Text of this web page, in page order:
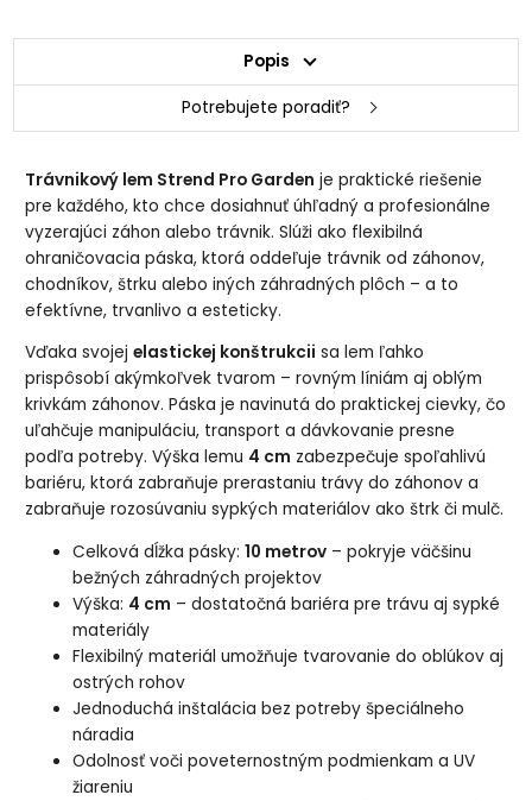
Popis
Potrebujete poradiť?
Trávnikový lem Strend Pro Garden je praktické riešenie
pre každého, kto chce dosiahnuť úhľadný a profesionálne
vyzerajúci záhon alebo trávnik. Slúži ako flexibilná
ohraničovacia páska, ktorá oddeľuje trávnik od záhonov,
chodníkov, štrku alebo iných záhradných plôch – a to
efektívne, trvanlivo a esteticky.
Vďaka svojejelastickej konštrukcii sa lem ľahko
prispôsobí akýmkoľvek tvarom – rovným líniám aj oblým
krivkám záhonov. Páska je navinutá do praktickej cievky, čo
uľahčuje manipuláciu, transport a dávkovanie presne
podľa potreby. Výška lemu 4 cm zabezpečuje spoľahlivú
bariéru, ktorá zabraňuje prerastaniu trávy do záhonov a
zabraňuje rozosúvaniu sypkých materiálov ako štrk či mulč.
Celková dĺžka pásky:10 metrov – pokryje väčšinu
bežných záhradných projektov
Výška: 4 cm – dostatočná bariéra pre trávu aj sypké
materiály
Flexibilný materiál umožňuje tvarovanie do oblúkov aj
ostrých rohov
Jednoduchá inštalácia bez potreby špeciálneho
náradia
Odolnosť voči poveternostným podmienkam a UV
žiareniu